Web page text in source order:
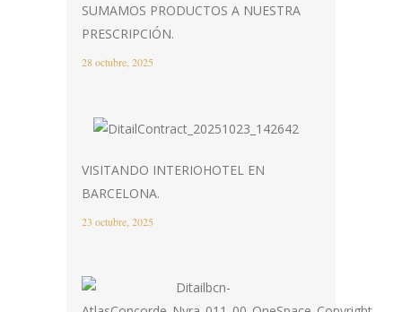
SUMAMOS PRODUCTOS A NUESTRA
PRESCRIPCIÓN.
28 octubre, 2025
VISITANDO INTERIOHOTEL EN
BARCELONA.
23 octubre, 2025